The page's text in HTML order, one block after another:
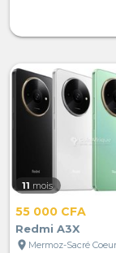
11 mois
55 000 CFA
Redmi A3X
location_on